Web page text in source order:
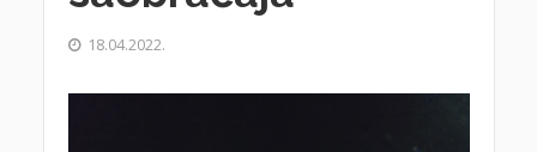
18.04.2022.